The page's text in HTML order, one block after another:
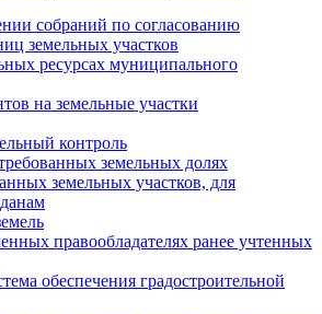
собраний по согласованию
земельных участков
ресурсах муниципального
на земельные участки
контроль
земельных долях
земельных участков, для
правообладателях ранее учтенных
обеспечения градостроительной